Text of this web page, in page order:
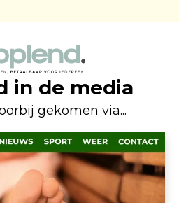
in de media
gekomen via...